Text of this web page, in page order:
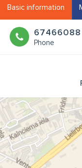
Basic information
67466088
Phone